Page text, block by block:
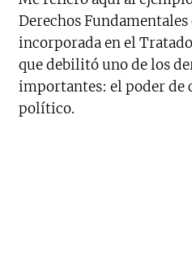
Derechos Fundamentales
incorporada en el
que debilitó uno de los
importantes: el poder de
político.